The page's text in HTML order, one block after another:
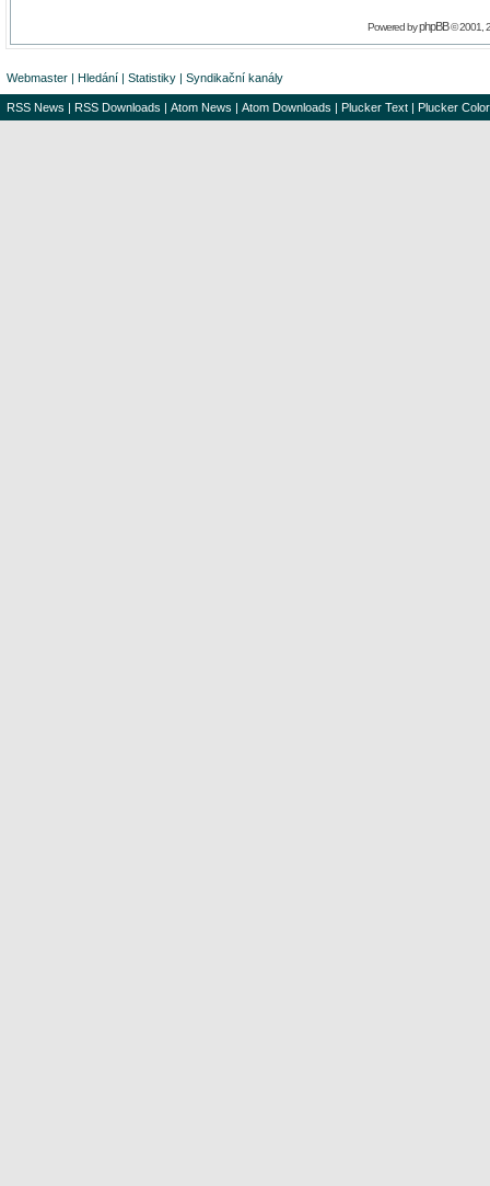
Powered byphpBB© 2001,
Webmaster | Hledání | Statistiky | Syndikační kanály
RSS News | RSS Downloads | Atom News | Atom Downloads | Plucker Text | Plucker Color